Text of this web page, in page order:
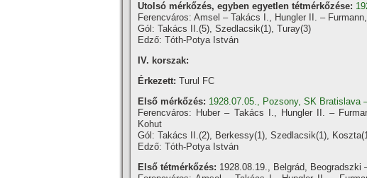
Utolsó mérkőzés, egyben egyetlen tétmérkőzése:
Ferencváros: Amsel – Takács I., Hungler II. –
Gól: Takács II.(5), Szedlacsik(1), Turay(3)
Edző: Tóth-Potya István
IV. korszak:
Érkezett: Turul FC
Első mérkőzés: 1928.07.05., Pozsony, SK Bratislava
Ferencváros: Huber – Takács I., Hungler II. –
Kohut
Gól: Takács II.(2), Berkessy(1), Szedlacsik(1),
Edző: Tóth-Potya István
Első tétmérkőzés: 1928.08.19., Belgrád, Beogradszki